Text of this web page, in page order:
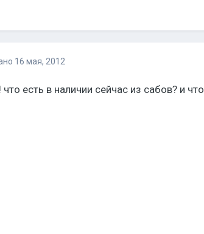
16 мая, 2012
что есть в наличии сейчас из сабов? и